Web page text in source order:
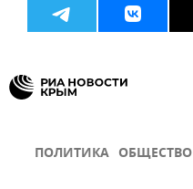
ПОЛИТИКА ОБЩЕСТВО